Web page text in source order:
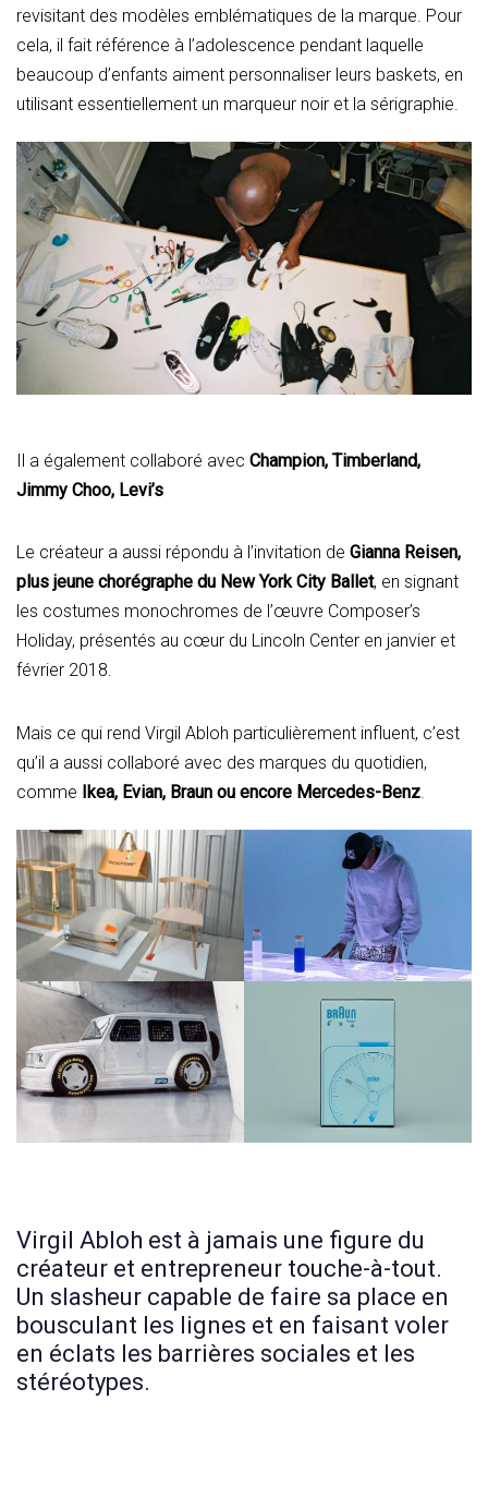
revisitant des modèles emblématiques de la marque. Pour
cela, il fait référence à l’adolescence pendant laquelle
beaucoup d’enfants aiment personnaliser leurs baskets, en
utilisant essentiellement un marqueur noir et la sérigraphie.
Il a également collaboré avec Champion, Timberland,
Jimmy Choo, Levi’s
Le créateur a aussi répondu à l’invitation de Gianna Reisen,
plus jeune chorégraphe du New York City Ballet, en signant
les costumes monochromes de l’œuvre Composer’s
Holiday, présentés au cœur du Lincoln Center en janvier et
février 2018.
Mais ce qui rend Virgil Abloh particulièrement influent, c’est
qu’il a aussi collaboré avec des marques du quotidien,
comme
Ikea, Evian, Braun ou encore Mercedes-Benz.
Virgil Abloh est à jamais une figure du
créateur et entrepreneur touche-à-tout.
Un slasheur capable de faire sa place en
bousculant les lignes et en faisant voler
en éclats les barrières sociales et les
stéréotypes.